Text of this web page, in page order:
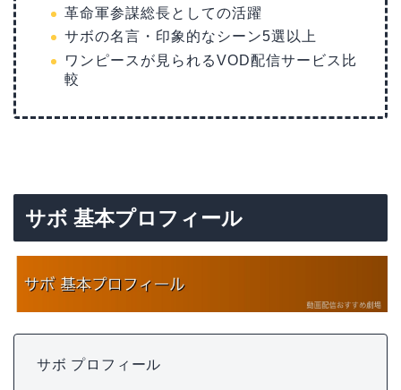
革命軍参謀総長としての活躍
サボの名言・印象的なシーン5選以上
ワンピースが見られるVOD配信サービス比
較
サボ 基本プロフィール
サボ プロフィール